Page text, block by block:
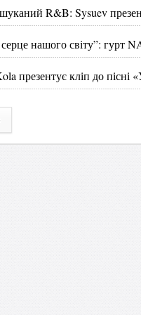
R&B: Sysuev
нашого світу”: гурт
презентує кліп до пісні